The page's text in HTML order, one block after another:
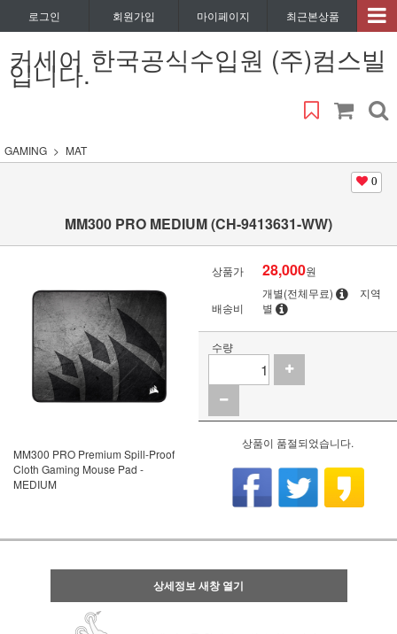
로그인 회원가입 마이페이지 최근본상품
커세어 한국공식수입원 (주)컴스빌
입니다.
GAMING MAT
0
MM300 PRO MEDIUM (CH-9413631-WW)
MM300 PRO Premium Spill-Proof
Cloth Gaming Mouse Pad -
MEDIUM
상품가 28,000원
배송비
개별(전체무료)
지역
별
수량
상품이 품절되었습니다.
상세정보 새창 열기